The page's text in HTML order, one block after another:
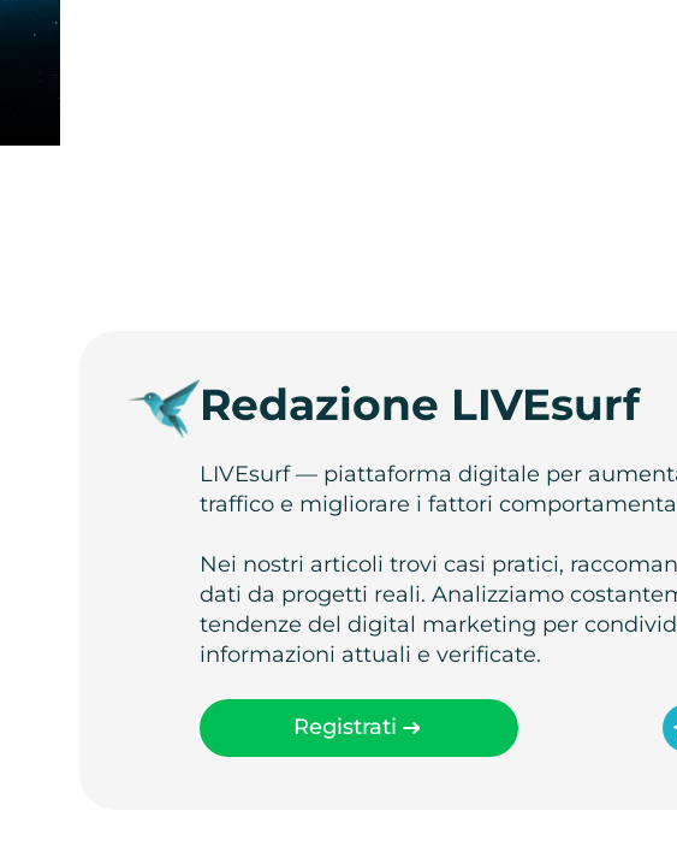
Redazione LIVEsurf
LIVEsurf — piattaforma digitale per
traffico e migliorare i fattori
Nei nostri articoli trovi casi pratici,
dati da progetti reali. Analizziamo
tendenze del digital marketing per
informazioni attuali e verificate.
Registrati